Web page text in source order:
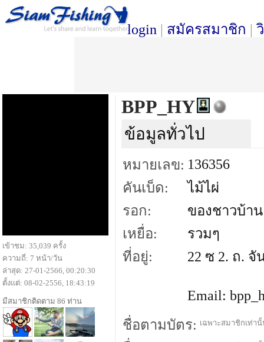
login | สมัครสมาชิก |
BPP_HY
ข้อมูลทั่วไป
หมายเลข: 136356
คันเบ็ด:
ไม้ไผ่
รอก:
ของชาวบ้าน
เหยื่อ:
รวมๆ
ที่อยู่:
22 ซ 2. ถ.
Email:
ชื่อตามบัตร: เฉพาะสมาชิกเท่า
เข้าชม: 35,039 ครั้ง
ความถี่: 7 หน้า/วัน
ล่าสุด: 27-01-2566, 00:20:30
ตั้งแต่: 08-02-2556, 18:43:19
มีสมาชิกติดตาม 86 ท่าน